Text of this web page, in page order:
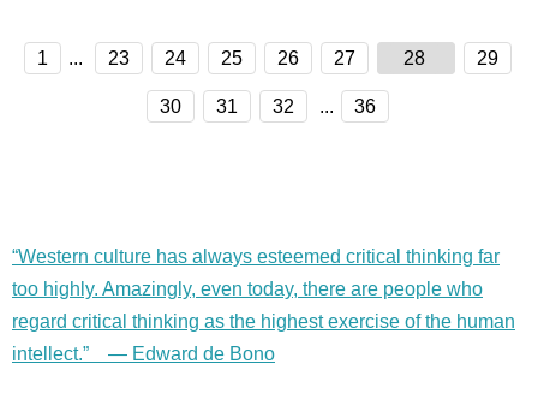
1 ... 23 24 25 26 27 28 29
30 31 32 ... 36
“Western culture has always esteemed critical thinking far
too highly. Amazingly, even today, there are people who
regard critical thinking as the highest exercise of the human
intellect.” — Edward de Bono